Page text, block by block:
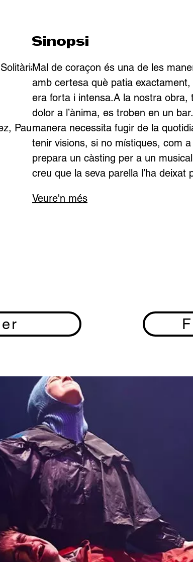
Pau Vinyals
Mal de coraçon és una de les
amb certesa què patia
era forta i intensa.A la nostra
dolor a l’ànima, es troben en un
manera necessita fugir de la
tenir visions, si no místiques, com
prepara un càsting per a un
creu que la seva parella l’ha
Veure'n més
Sinopsi